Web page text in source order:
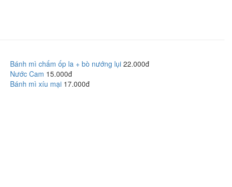
Bánh mì chấm ốp la + bò nướng lụi 22.000đ
Nước Cam 15.000đ
Bánh mì xíu mại 17.000đ